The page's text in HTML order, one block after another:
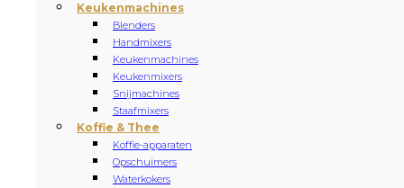
Keukenmachines
Blenders
Handmixers
Keukenmachines
Keukenmixers
Snijmachines
Staafmixers
Koffie & Thee
Koffie-apparaten
Opschuimers
Waterkokers